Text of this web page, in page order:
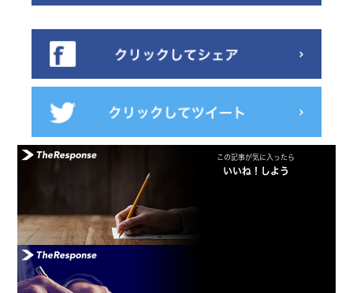
この記事が気に入ったら
いいね！しよう